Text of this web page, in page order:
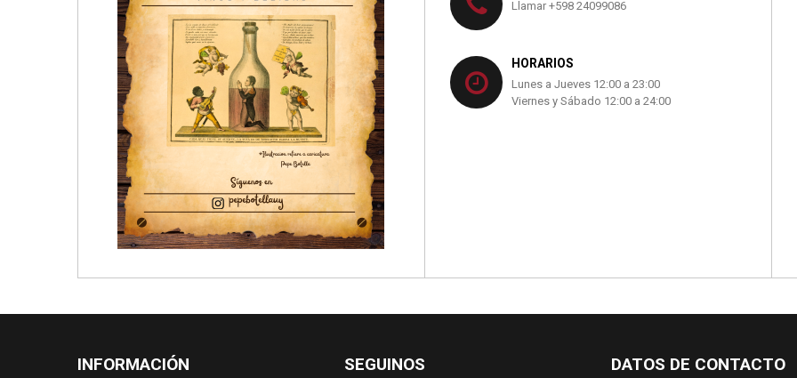
Llamar +598 24099086
HORARIOS
Lunes a Jueves 12:00 a 23:00
Viernes y Sábado 12:00 a 24:00
INFORMACIÓN SEGUINOS DATOS DE CONTACTO